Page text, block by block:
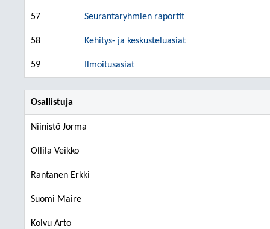
57 Seurantaryhmien raportit
58 Kehitys- ja keskusteluasiat
59 Ilmoitusasiat
Osallistuja
Niinistö Jorma
Ollila Veikko
Rantanen Erkki
Suomi Maire
Koivu Arto